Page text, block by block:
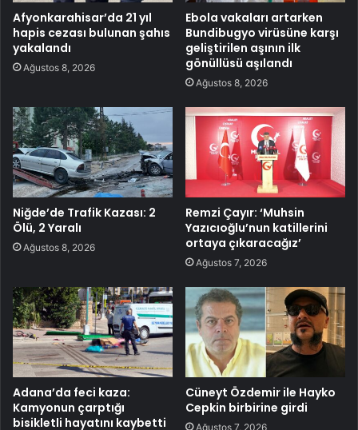
Afyonkarahisar’da 21 yıl
hapis cezası bulunan şahıs
yakalandı
Ağustos 8, 2026
Ebola vakaları artarken
Bundibugyo virüsüne karşı
geliştirilen aşının ilk
gönüllüsü aşılandı
Ağustos 8, 2026
Niğde’de Trafik Kazası: 2
Ölü, 2 Yaralı
Ağustos 8, 2026
Remzi Çayır: ‘Muhsin
Yazıcıoğlu’nun katillerini
ortaya çıkaracağız’
Ağustos 7, 2026
Adana’da feci kaza:
Kamyonun çarptığı
bisikletli hayatını kaybetti
Cüneyt Özdemir ile Hayko
Cepkin birbirine girdi
Ağustos 7, 2026